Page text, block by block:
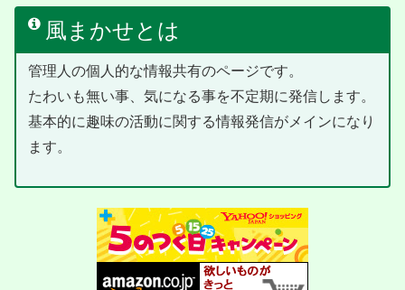
風まかせとは
管理人の個人的な情報共有のページです。
たわいも無い事、気になる事を不定期に発信します。
基本的に趣味の活動に関する情報発信がメインになり
ます。